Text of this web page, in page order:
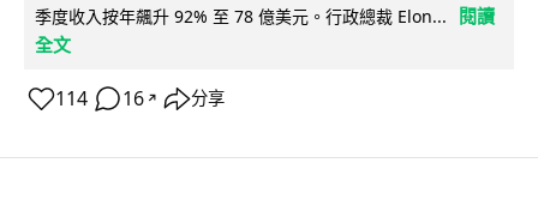
季度收入按年飆升 92% 至 78 億美元。行政總裁 Elon...
閱讀
全文
114 16 ↗ 分享